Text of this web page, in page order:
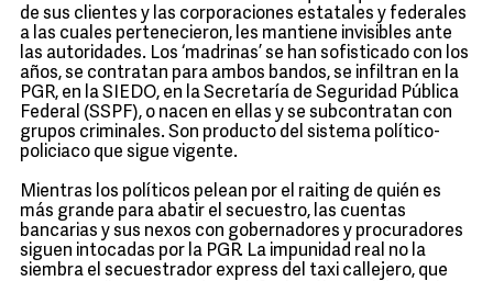
de sus clientes y las corporaciones estatales y federales
a las cuales pertenecieron, les mantiene invisibles ante
las autoridades. Los ‘madrinas’ se han sofisticado con los
años, se contratan para ambos bandos, se infiltran en la
PGR, en la SIEDO, en la Secretaría de Seguridad Pública
Federal (SSPF), o nacen en ellas y se subcontratan con
grupos criminales. Son producto del sistema político-
policiaco que sigue vigente.
Mientras los políticos pelean por el raiting de quién es
más grande para abatir el secuestro, las cuentas
bancarias y sus nexos con gobernadores y procuradores
siguen intocadas por la PGR. La impunidad real no la
siembra el secuestrador express del taxi callejero, que